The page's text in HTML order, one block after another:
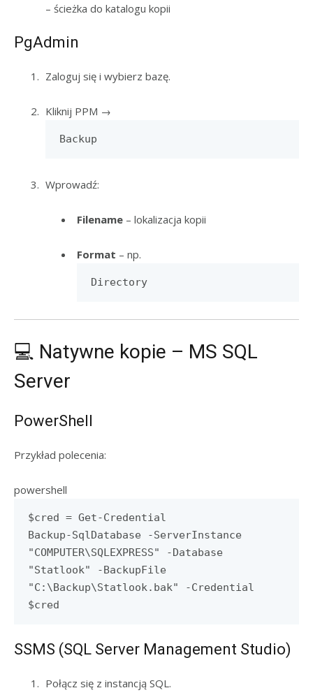
– ścieżka do katalogu kopii
PgAdmin
Zaloguj się i wybierz bazę.
Kliknij PPM →
Backup
Wprowadź:
Filename – lokalizacja kopii
Format – np.
Directory
💻 Natywne kopie – MS SQL
Server
PowerShell
Przykład polecenia:
powershell
$cred = Get-Credential
Backup-SqlDatabase -ServerInstance
"COMPUTER\SQLEXPRESS" -Database
"Statlook" -BackupFile
"C:\Backup\Statlook.bak" -Credential
$cred
SSMS (SQL Server Management Studio)
Połącz się z instancją SQL.